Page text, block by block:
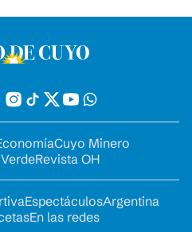
Cuyo Minero
Revista OH
EspectáculosArgentina
En las redes